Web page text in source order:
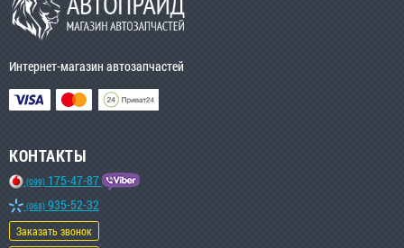
Интернет-магазин автозапчастей
КОНТАКТЫ
(099) 175-47-87
(068) 935-52-32
Заказать звонок